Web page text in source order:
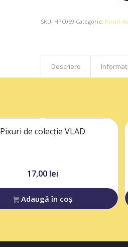
SKU: HPC059 Categorie: Pixuri
Descriere
Pixuri de colecție VLAD
17,00 lei
Adaugă în coș